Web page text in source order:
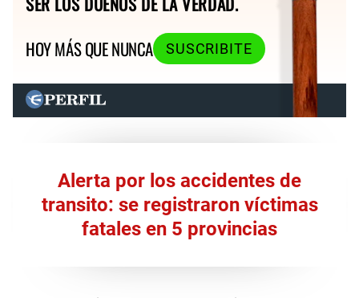
HOY MÁS QUE NUNCA
SUSCRIBITE
Alerta por los accidentes de
transito: se registraron víctimas
fatales en 5 provincias